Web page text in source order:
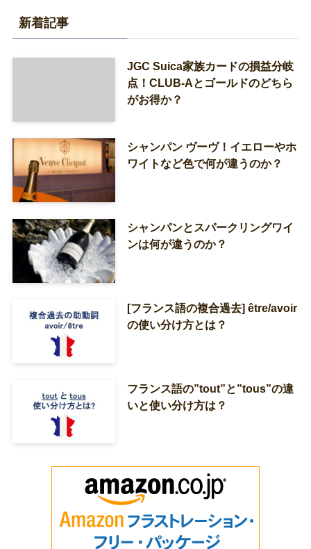
新着記事
JGC Suica家族カードの損益分岐
点！CLUB-Aとゴールドのどちら
がお得か？
シャンパン ヴーヴ！イエローやホ
ワイトなど色で何が違うのか？
シャンパンとスパークリングワイ
ンは何が違うのか？
[フランス語の複合過去] être/avoir
の使い分け方とは？
フランス語の”tout”と”tous”の違
いと使い分け方は？